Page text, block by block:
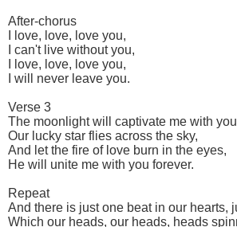
After-chorus
I love, love, love you,
I can't live without you,
I love, love, love you,
I will never leave you.
Verse 3
The moonlight will captivate me with
Our lucky star flies across the sky,
And let the fire of love burn in the eyes,
He will unite me with you forever.
Repeat
And there is just one beat in our hearts,
Which our heads, our heads, heads